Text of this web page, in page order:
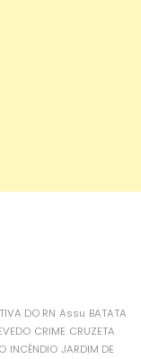
DO RN Assu BATATA
CRIME CRUZETA
INCÊNDIO JARDIM DE